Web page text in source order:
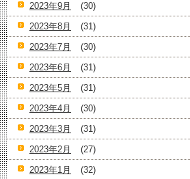
2023年9月
(30)
2023年8月
(31)
2023年7月
(30)
2023年6月
(31)
2023年5月
(31)
2023年4月
(30)
2023年3月
(31)
2023年2月
(27)
2023年1月
(32)